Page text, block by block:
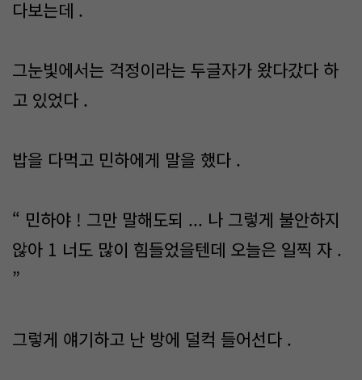
다보는데 .
그눈빛에서는 걱정이라는 두글자가 왔다갔다 하
고 있었다 .
밥을 다먹고 민하에게 말을 했다 .
“ 민하야 ! 그만 말해도되 ... 나 그렇게 불안하지
않아 1 너도 많이 힘들었을텐데 오늘은 일찍 자 .
”
그렇게 얘기하고 난 방에 덜컥 들어선다 .